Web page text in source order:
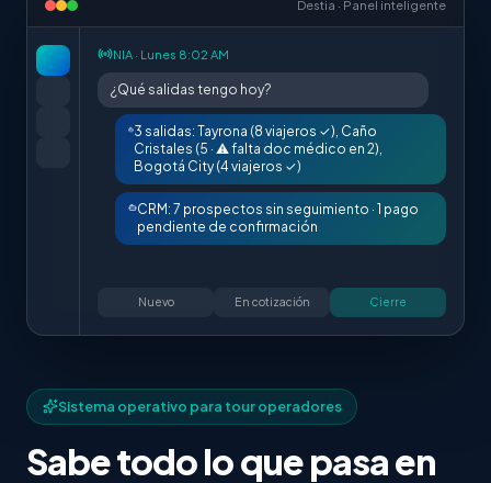
Sistema operativo para tour operadores
Sabe todo lo que pasa en
Destia · Panel inteligente
NIA · Lunes 8:02 AM
¿Qué salidas tengo hoy?
3 salidas: Tayrona (8 viajeros ✓), Caño
Cristales (5 · ⚠ falta doc médico en 2),
Bogotá City (4 viajeros ✓)
CRM: 7 prospectos sin seguimiento · 1 pago
pendiente de confirmación
Nuevo En cotización Cierre